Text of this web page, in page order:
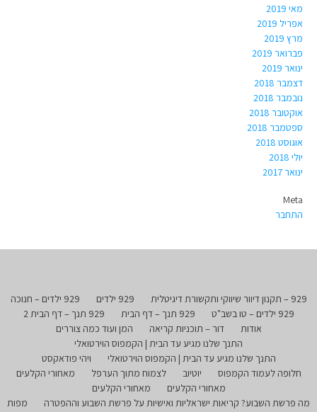
מאי 2019
אפריל 2019
מרץ 2019
פברואר 2019
ינואר 2019
דצמבר 2018
נובמבר 2018
אוקטובר 2018
ספטמבר 2018
אוגוסט 2018
יולי 2018
ינואר 2017
Meta
התחבר
929 – תקנון דיוור שיווקי ותקשורת דיגיטלית 929 ילדים
929 ילדים – חנוכה
929 ילדים – טו בשב"ט
929 תנך – דף הבית
929 תנך – דף הבית 2
אודות
דור – תוכניות קריאה
המן ועוד כמה צוררים
התנך שלנו מגיע עד הבית | הקמפוס הוירטואלי
התנך שלנו מגיע עד הבית | הקמפוס הוירטואלי
ויהי פודאקסט
חלופה לעמוד הקמפוס
יוטיוב לצמוח מתוך הערפל
מאחורי הקלעים
מאחורי הקלעים
מאחורי הקלעים
מה פרשת השבוע? קריאות ישראליות ואישיות על פרשת השבוע וההפטרה
מפות